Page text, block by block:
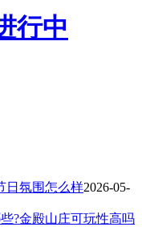
行中
日氛围怎么样2026-05-
?金殿山庄可玩性高吗